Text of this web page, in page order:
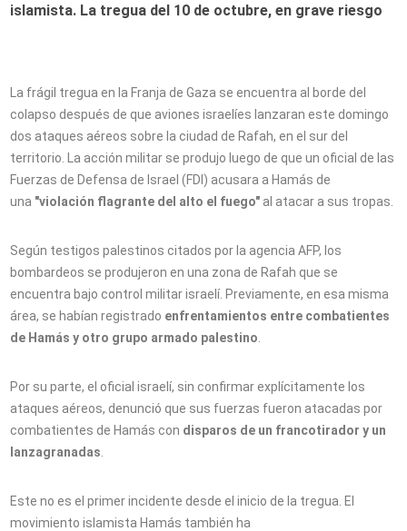
islamista. La tregua del 10 de octubre, en grave riesgo
La frágil tregua en la Franja de Gaza se encuentra al borde del
colapso después de que aviones israelíes lanzaran este domingo
dos ataques aéreos sobre la ciudad de Rafah, en el sur del
territorio. La acción militar se produjo luego de que un oficial de las
Fuerzas de Defensa de Israel (FDI) acusara a Hamás de
una "violación flagrante del alto el fuego" al atacar a sus tropas.
Según testigos palestinos citados por la agencia AFP, los
bombardeos se produjeron en una zona de Rafah que se
encuentra bajo control militar israelí. Previamente, en esa misma
área, se habían registrado enfrentamientos entre combatientes
de Hamás y otro grupo armado palestino
Por su parte, el oficial israelí, sin confirmar explícitamente los
ataques aéreos, denunció que sus fuerzas fueron atacadas por
combatientes de Hamás con disparos de un francotirador y un
lanzagranadas
Este no es el primer incidente desde el inicio de la tregua. El
movimiento islamista Hamás también ha